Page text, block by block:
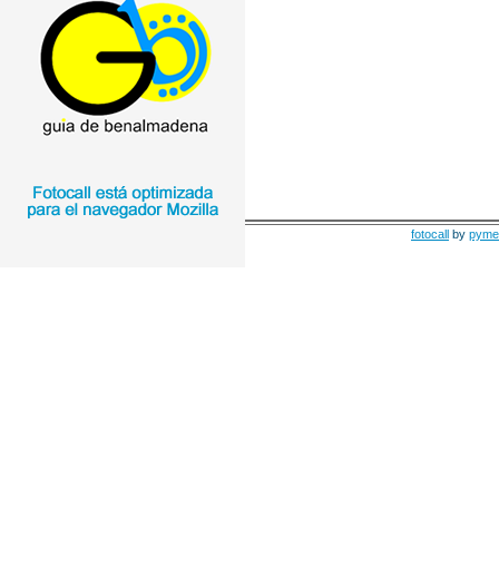
fotocall by